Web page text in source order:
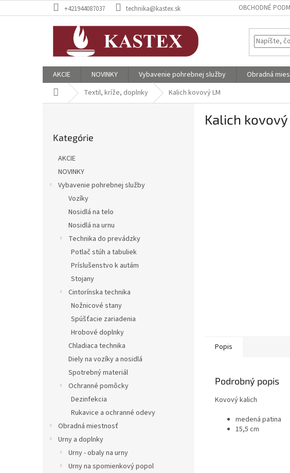
na
+421944087037 technika@kastex.sk OBCHODNÉ
AKCIE NOVINKY Vybavenie pohrebnej služby Obradná
Domov Textil, kríže, doplnky Kalich kovový LM
kategórie
Kategórie
AKCIE
NOVINKY
Vybavenie pohrebnej služby
Vozíky
Nosidlá na telo
Nosidlá na urnu
Technika do prevádzky
Potlač stúh a tabuliek
Príslušenstvo k autám
Stojany
Cintorínska technika
Nožnicové stany
Spúšťacie zariadenia
Hrobové doplnky
Chladiaca technika
Diely na vozíky a nosidlá
Spotrebný materiál
Ochranné pomôcky
Dezinfekcia
Rukavice a ochranné odevy
Obradná miestnosť
Urny a doplnky
Urny - obaly na urny
Urny na spomienkový popol
Kalich kovový
Popis
Podrobný popis
Kovový kalich
medená patina
15,5 cm